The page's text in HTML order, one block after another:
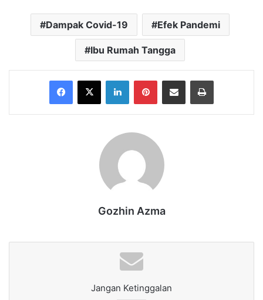
Dampak Covid-19 Efek Pandemi
Ibu Rumah Tangga
Facebook
X LinkedInPinterestShare via Email Print
Gozhin Azma
Jangan Ketinggalan